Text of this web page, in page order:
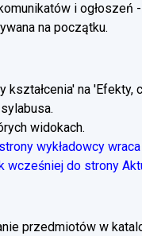
i ogłoszeń
na początku.
kształcenia' na 'Efekty,
widokach.
wykładowcy
wcześniej do strony
przedmiotów w